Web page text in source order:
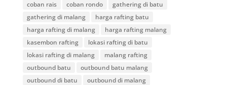
coban rais
coban rondo
gathering di batu
gathering di malang
harga rafting batu
harga rafting di malang
harga rafting malang
kasembon rafting
lokasi rafting di batu
lokasi rafting di malang
malang rafting
outbound batu
outbound batu malang
outbound di batu
outbound di malang